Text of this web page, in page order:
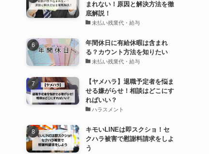
まれない！原因と解決方法を徹
底解説！
未払い残業代・給与
年間休日に有給休暇は含まれ
る？カウント方法を知りたい
未払い残業代・給与
【ヤメハラ】退職予定者を悩ま
せる嫌がらせ！相談はどこにす
ればいい？
ハラスメント
キモいLINEは即スクショ！セ
クハラ被害で慰謝料請求をしよ
う